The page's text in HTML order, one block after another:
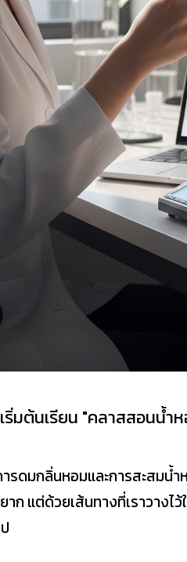
ริ่มต้นเรียน "คลาสสอน
รดมกลิ่นหอมและการสะสมน้
าก แต่ด้วยเส้นทางที่เราวา